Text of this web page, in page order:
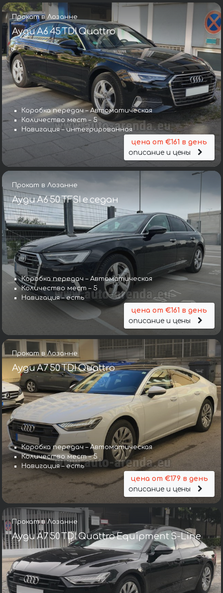
Прокат в Лозанне
Ауди A6 45 TDI Quattro
Коробка передач – Автоматическая
Количество мест – 5
Навигация – интегрированная
цена от €161 в день
описание и цены
Прокат в Лозанне
Ауди A6 50 TFSI e седан
Коробка передач – Автоматическая
Количество мест – 5
Навигация – есть
цена от €161 в день
описание и цены
Прокат в Лозанне
Ауди A7 50 TDI Quattro
Коробка передач – Автоматическая
Количество мест – 5
Навигация – есть
цена от €179 в день
описание и цены
Прокат в Лозанне
Ауди A7 50 TDI Quattro Equipment S-Line